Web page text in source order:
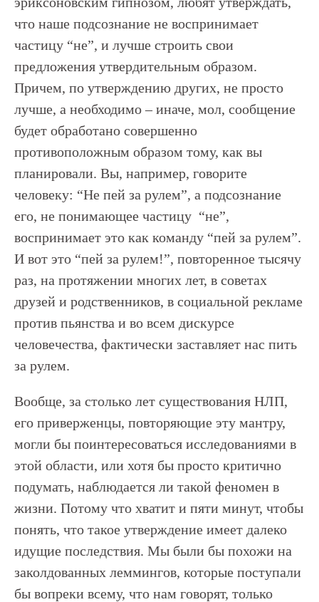
что наше подсознание не воспринимает
частицу “не”, и лучше строить свои
предложения утвердительным образом.
Причем, по утверждению других, не просто
лучше, а необходимо – иначе, мол, сообщение
будет обработано совершенно
противоположным образом тому, как вы
планировали. Вы, например, говорите
человеку: “Не пей за рулем”, а подсознание
его, не понимающее частицу “не”,
воспринимает это как команду “пей за рулем”.
И вот это “пей за рулем!”, повторенное тысячу
раз, на протяжении многих лет, в советах
друзей и родственников, в социальной рекламе
против пьянства и во всем дискурсе
человечества, фактически заставляет нас пить
за рулем.
Вообще, за столько лет существования НЛП,
его приверженцы, повторяющие эту мантру,
могли бы поинтересоваться исследованиями в
этой области, или хотя бы просто критично
подумать, наблюдается ли такой феномен в
жизни. Потому что хватит и пяти минут, чтобы
понять, что такое утверждение имеет далеко
идущие последствия. Мы были бы похожи на
заколдованных леммингов, которые поступали
бы вопреки всему, что нам говорят, только